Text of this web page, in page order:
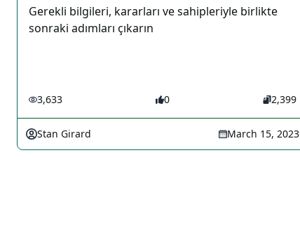
Gerekli bilgileri, kararları ve sahipleriyle birlikte
sonraki adımları çıkarın
3,633 0 2,399
Stan Girard March 15, 2023